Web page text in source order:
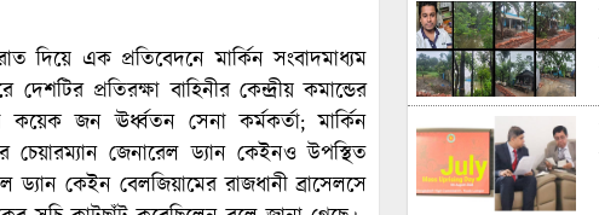
দিয়ে এক প্রতিবেদনে মার্কিন সংবাদমাধ্যম
প্রতিরক্ষা বাহিনীর কেন্দ্রীয় কমান্ডের
জন ঊর্ধ্বতন সেনা কর্মকর্তা; মার্কিন
চেয়ারম্যান জেনারেল ড্যান কেইনও উপস্থিত
কেইন বেলজিয়ামের রাজধানী ব্রাসেলসে